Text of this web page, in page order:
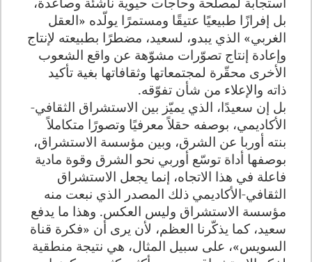
بل إفرازًا طبيعيًا عتيقًا ومستمرًا يولّده «العقل
الغربي» الذي يبدو، لسعيد، مضطرًا بطبيعته لإنتاج
وإعادة إنتاج تصوّرات مشوّهة عن واقع الشعوب
الأخرى محقّرة لمجتمعاتها وثقافاتها بغية تأكيد
ذاته والإعلاء من شأن تفوّقه.
بل إن سعيدًا، الذي يميّز بين الاستشراق الثقافي-
الأكاديمي، بوصفه حقلاً معرفيًا وتصورًا متكاملاً
بنته أوربا عن الشرق، وبين مؤسسة الاستشراق،
بوصفها أداة توسّع أوربي نحو الشرق وقوة مادية
فاعلة في هذا الاتجاه، إنما يجعل الاستشراق
الثقافي-الأكاديمي ذلك المصدر الذي نبعت منه
مؤسسة الاستشراق وليس العكس. وهذا ما يدفع
سعيد، كما يذكّرنا العظم، لأن يرى أن «فكرة قناة
السويس»، على سبيل المثال، هي نتيجة منطقية